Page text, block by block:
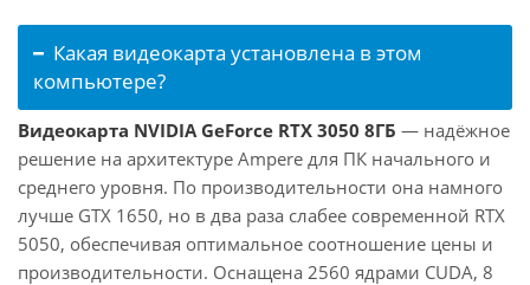
Какая видеокарта установлена в этом
компьютере?
Видеокарта NVIDIA GeForce RTX 3050 8ГБ — надёжное
решение на архитектуре Ampere для ПК начального и
среднего уровня. По производительности она намного
лучше GTX 1650, но в два раза слабее современной RTX
5050, обеспечивая оптимальное соотношение цены и
производительности. Оснащена 2560 ядрами CUDA, 8